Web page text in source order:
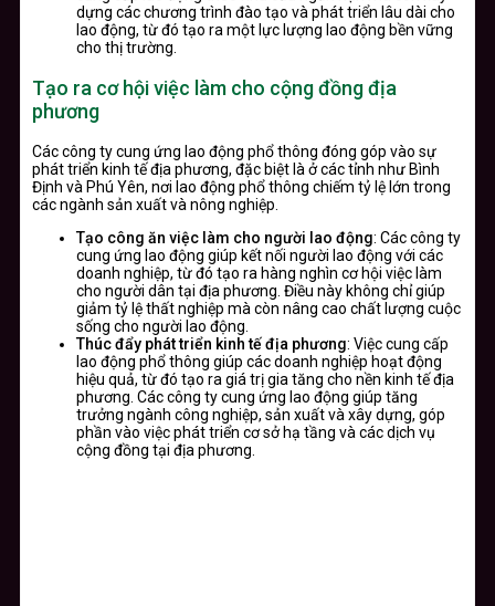
dựng các chương trình đào tạo và phát triển lâu dài cho
lao động, từ đó tạo ra một lực lượng lao động bền vững
cho thị trường.
Tạo ra cơ hội việc làm cho cộng đồng địa
phương
Các công ty cung ứng lao động phổ thông đóng góp vào sự
phát triển kinh tế địa phương, đặc biệt là ở các tỉnh như Bình
Định và Phú Yên, nơi lao động phổ thông chiếm tỷ lệ lớn trong
các ngành sản xuất và nông nghiệp.
Tạo công ăn việc làm cho người lao động: Các công ty
cung ứng lao động giúp kết nối người lao động với các
doanh nghiệp, từ đó tạo ra hàng nghìn cơ hội việc làm
cho người dân tại địa phương. Điều này không chỉ giúp
giảm tỷ lệ thất nghiệp mà còn nâng cao chất lượng cuộc
sống cho người lao động.
Thúc đẩy phát triển kinh tế địa phương: Việc cung cấp
lao động phổ thông giúp các doanh nghiệp hoạt động
hiệu quả, từ đó tạo ra giá trị gia tăng cho nền kinh tế địa
phương. Các công ty cung ứng lao động giúp tăng
trưởng ngành công nghiệp, sản xuất và xây dựng, góp
phần vào việc phát triển cơ sở hạ tầng và các dịch vụ
cộng đồng tại địa phương.